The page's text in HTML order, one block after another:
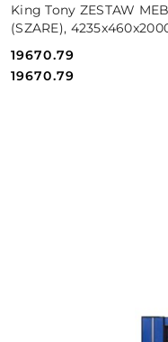
King Tony ZESTAW
(SZARE),
Cena:
19670.79
Cena:
19670.79